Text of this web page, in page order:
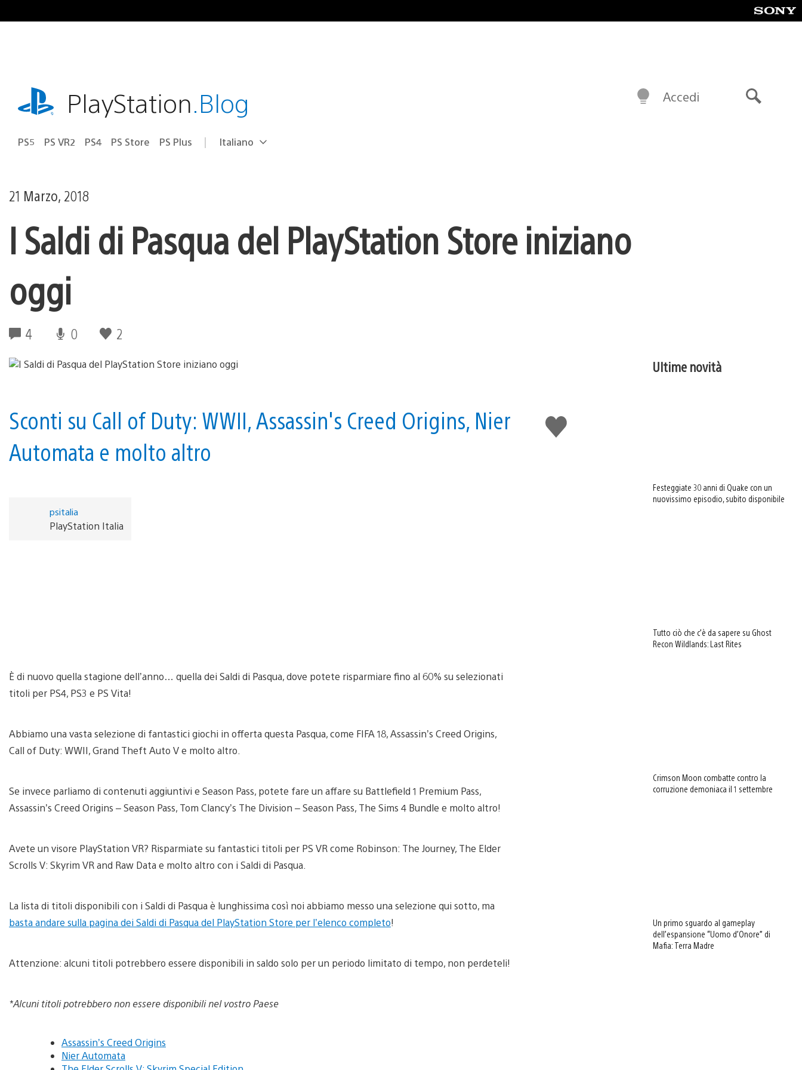
al
playstation.comPlayStation.Blog
PS5 PS VR2 PS4 PS Store PS Plus Seleziona
Regione
Italiano
Accedi
21 Marzo, 2018
I Saldi di Pasqua del PlayStation Store iniziano
oggi
4 0 2
Mi
piace
Sconti su Call of Duty: WWII, Assassin's Creed Origins, Nier
Automata e molto altro
psitalia
PlayStation Italia
È di nuovo quella stagione dell’anno… quella dei Saldi di Pasqua, dove potete risparmiare fino al 60% su selezionati
titoli per PS4, PS3 e PS Vita!
Abbiamo una vasta selezione di fantastici giochi in offerta questa Pasqua, come FIFA 18, Assassin’s Creed Origins,
Call of Duty: WWII, Grand Theft Auto V e molto altro.
Se invece parliamo di contenuti aggiuntivi e Season Pass, potete fare un affare su Battlefield 1 Premium Pass,
Assassin’s Creed Origins – Season Pass, Tom Clancy’s The Division – Season Pass, The Sims 4 Bundle e molto altro!
Avete un visore PlayStation VR? Risparmiate su fantastici titoli per PS VR come Robinson: The Journey, The Elder
Scrolls V: Skyrim VR and Raw Data e molto altro con i Saldi di Pasqua.
La lista di titoli disponibili con i Saldi di Pasqua è lunghissima così noi abbiamo messo una selezione qui sotto, ma
basta andare sulla pagina dei Saldi di Pasqua del PlayStation Store per l’elenco completo!
Attenzione: alcuni titoli potrebbero essere disponibili in saldo solo per un periodo limitato di tempo, non perdeteli!
*Alcuni titoli potrebbero non essere disponibili nel vostro Paese
Assassin’s Creed Origins
Nier Automata
Ultime novità
Festeggiate 30 anni di Quake con un
nuovissimo episodio, subito disponibile
Tutto ciò che c’è da sapere su Ghost
Recon Wildlands: Last Rites
Crimson Moon combatte contro la
corruzione demoniaca il 1 settembre
Un primo sguardo al gameplay
dell’espansione “Uomo d’Onore” di
Mafia: Terra Madre